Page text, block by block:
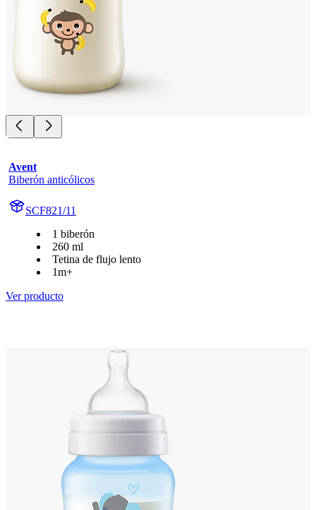
Avent
Biberón anticólicos
SCF821/11
1 biberón
260 ml
Tetina de flujo lento
1m+
Ver producto